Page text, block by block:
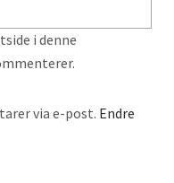
i denne
via e-post. Endre